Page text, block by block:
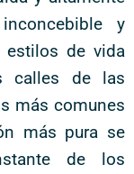
y
estilos de vida
calles de las
más comunes
más pura se
de los